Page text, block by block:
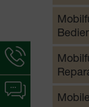
Hotline-
Informationen
werden
angezeigt
Chat-
Informationen